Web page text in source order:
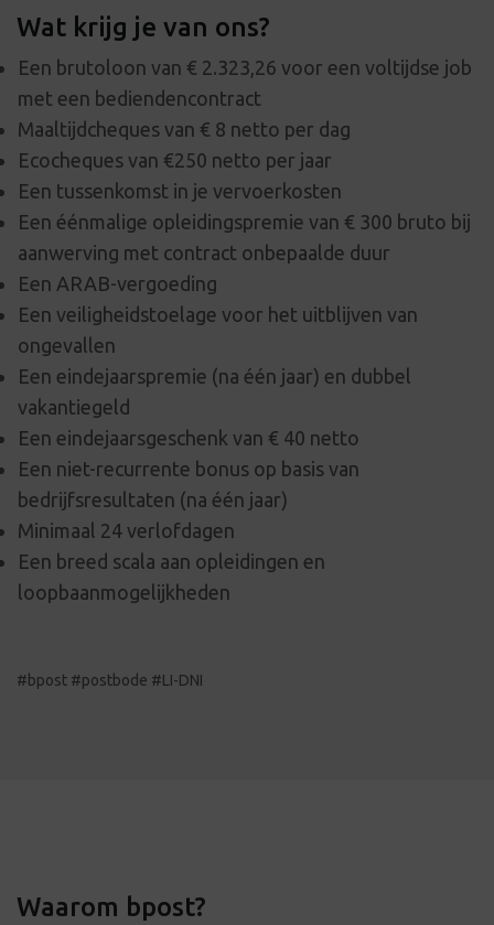
Wat krijg je van ons?
Een brutoloon van € 2.323,26 voor een voltijdse job
met een bediendencontract
Maaltijdcheques van € 8 netto per dag
Ecocheques van €250 netto per jaar
Een tussenkomst in je vervoerkosten
Een éénmalige opleidingspremie van € 300 bruto bij
aanwerving met contract onbepaalde duur
Een ARAB-vergoeding
Een veiligheidstoelage voor het uitblijven van
ongevallen
Een eindejaarspremie (na één jaar) en dubbel
vakantiegeld
Een eindejaarsgeschenk van € 40 netto
Een niet-recurrente bonus op basis van
bedrijfsresultaten (na één jaar)
Minimaal 24 verlofdagen
Een breed scala aan opleidingen en
loopbaanmogelijkheden
#bpost #postbode #LI-DNI
Waarom bpost?